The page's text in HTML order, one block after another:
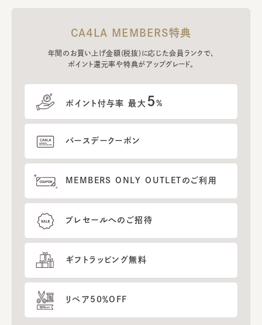
CA4LA MEMBERS特典
年間のお買い上げ金額(税抜)に応じた会員ランクで、
ポイント還元率や特典がアップグレード。
ポイント付与率 最大 5%
バースデークーポン
MEMBERS ONLY OUTLETのご利用
プレセールへのご招待
ギフトラッピング無料
リペア50％OFF